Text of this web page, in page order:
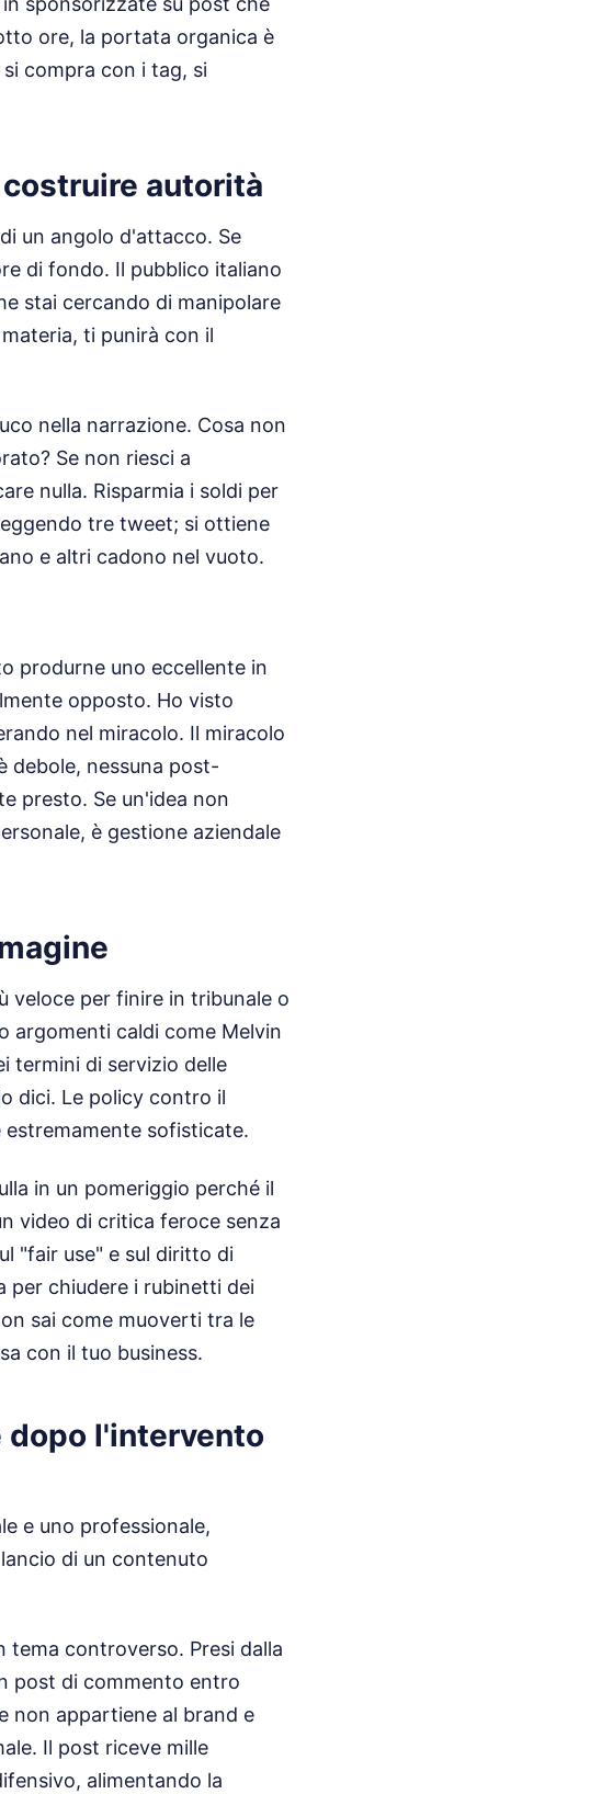
ore, la portata organica è
compra con i tag, si
autorità
un angolo d'attacco. Se
di fondo. Il pubblico italiano
stai cercando di manipolare
ti punirà con il
nella narrazione. Cosa non
Se non riesci a
nulla. Risparmia i soldi per
tre tweet; si ottiene
e altri cadono nel vuoto.
produrne uno eccellente in
opposto. Ho visto
nel miracolo. Il miracolo
debole, nessuna post-
presto. Se un'idea non
è gestione aziendale
veloce per finire in tribunale o
argomenti caldi come Melvin
termini di servizio delle
dici. Le policy contro il
sofisticate.
in un pomeriggio perché il
video di critica feroce senza
"fair use" e sul diritto di
per chiudere i rubinetti dei
sai come muoverti tra le
con il tuo business.
dopo l'intervento
e uno professionale,
di un contenuto
tema controverso. Presi dalla
post di commento entro
non appartiene al brand e
Il post riceve mille
alimentando la